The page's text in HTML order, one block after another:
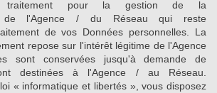
traitement pour la gestion de la
de l'Agence / du Réseau qui reste
de vos Données personnelles. La
repose sur l'intérêt légitime de l'Agence
sont conservées jusqu'à demande de
destinées à l'Agence / au Réseau.
« informatique et libertés », vous disposez